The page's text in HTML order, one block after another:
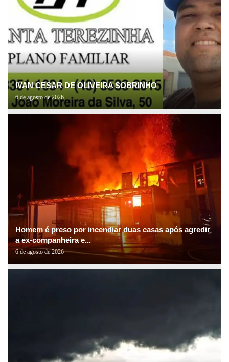
IVAN CESAR DE OLIVEIRA SOBRINHO
6 de agosto de 2026
Homem é preso por incendiar duas casas após agredir
a ex-companheira e...
6 de agosto de 2026